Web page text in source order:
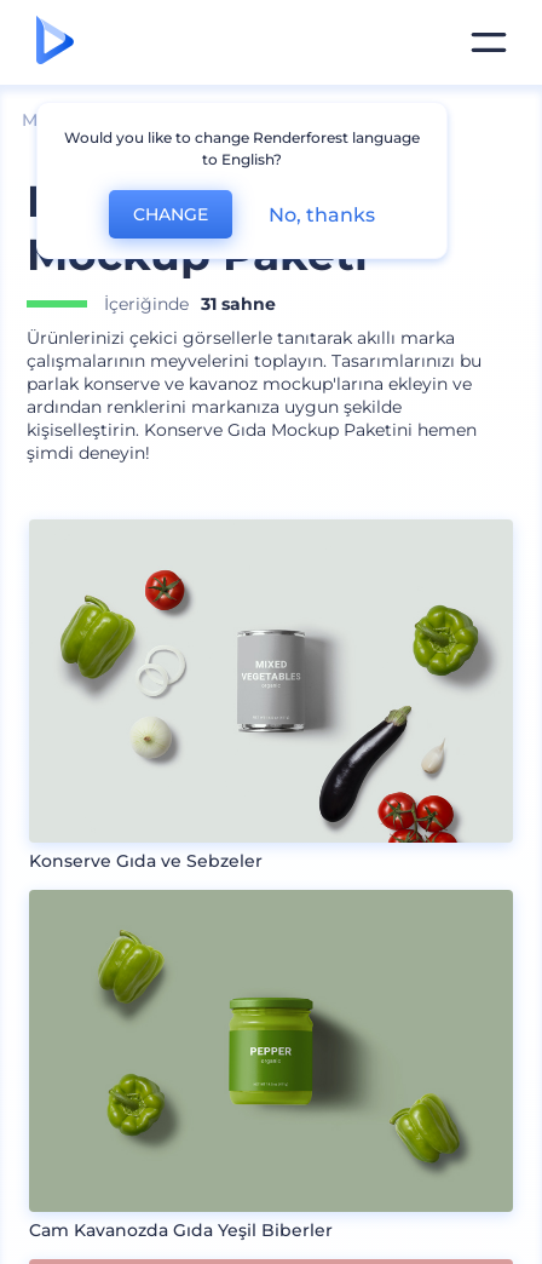
Mockuplar
Konserve Gıda
Mockup Paketi
İçeriğinde 31 sahne
Ürünlerinizi çekici görsellerle tanıtarak akıllı marka
çalışmalarının meyvelerini toplayın. Tasarımlarınızı bu
parlak konserve ve kavanoz mockup'larına ekleyin ve
ardından renklerini markanıza uygun şekilde
kişiselleştirin. Konserve Gıda Mockup Paketini hemen
şimdi deneyin!
Konserve Gıda ve Sebzeler
Cam Kavanozda Gıda Yeşil Biberler
Would you like to change Renderforest language
to English?
CHANGE No, thanks